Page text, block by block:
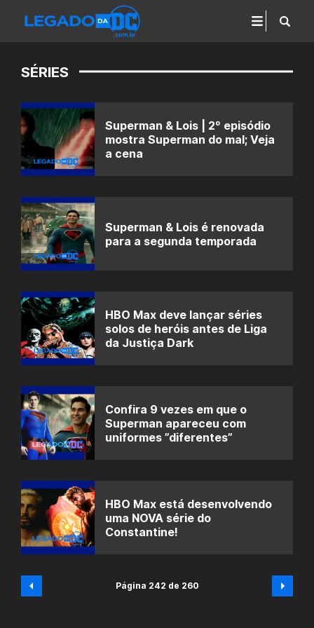
SÉRIES
Superman & Lois | 2º episódio
mostra Superman do mal; Veja
a cena
Superman & Lois é renovada
para a segunda temporada
HBO Max deve lançar séries
solos de heróis antes de Liga
da Justiça Dark
Confira 9 vezes em que o
Superman apareceu com
uniformes ”diferentes”
HBO Max está desenvolvendo
uma NOVA série do
Constantine!
Página 242 de 260